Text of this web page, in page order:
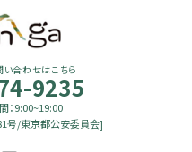
い合わせはこちら
9235
：9:00~19:00
号/東京都公安委員会]